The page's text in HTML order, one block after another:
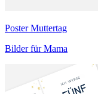
Poster Muttertag
Bilder für Mama